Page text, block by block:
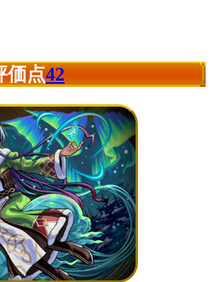
価点42